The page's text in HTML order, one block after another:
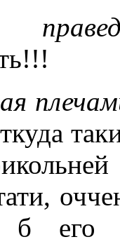
б его